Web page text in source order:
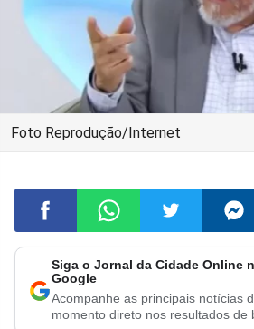
Foto Reprodução/Internet
Compartilhar
no
Compartilhar
no
no
no
Siga o Jornal da Cidade Online
Google
Acompanhe as principais notícias
momento direto nos resultados de